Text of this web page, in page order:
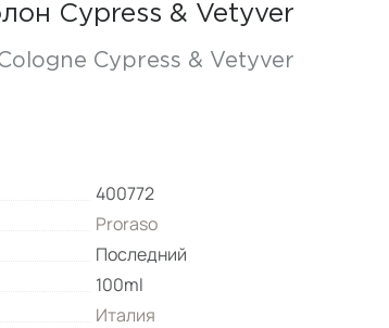
Cypress & Vetyver
Cypress & Vetyver
400772
Proraso
Последний
100ml
Италия